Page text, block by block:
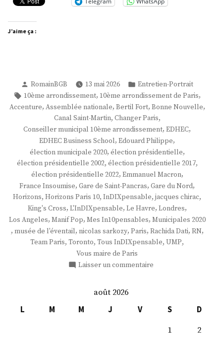
J’aime ça :
Publié
par
RomainBGB 13 mai 2026
Publié
dans
Entretien-Portrait
Étiquettes :
10ème arrondissement, 10ème arrondissement de Paris,
Accenture, Assemblée nationale, Bertil Fort, Bonne Nouvelle,
Canal Saint-Martin, Changer Paris,
Conseiller municipal 10ème arrondissement, EDHEC,
EDHEC Business School, Edouard Philippe,
élection municipale 2020, élection présidentielle,
élection présidentielle 2002, élection présidentielle 2017,
élection présidentielle 2022, Emmanuel Macron,
France Insoumise, Gare de Saint-Pancras, Gare du Nord,
Horizons, Horizons Paris 10, InDIXpensable, jacques chirac,
King's Cross, L'InDIXpensable, Le Havre, Londres,
Los Angeles, Manif Pop, Mes In10pensables, Municipales 2020
, musée de l'éventail, nicolas sarkozy, Paris, Rachida Dati, RN,
Team Paris, Toronto, Tous InDIXpensable, UMP,
Vous maire de Paris
Laisser un commentaire
août 2026
L
M M J V S
D
1
2